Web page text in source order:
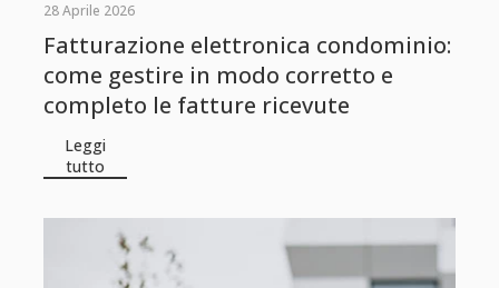
28 Aprile 2026
Fatturazione elettronica condominio:
come gestire in modo corretto e
completo le fatture ricevute
Leggi
tutto